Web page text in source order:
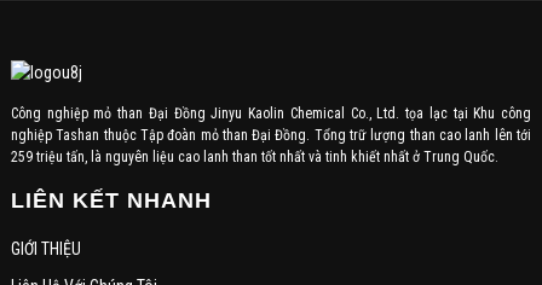
Công nghiệp mỏ than Đại Đồng Jinyu Kaolin Chemical Co., Ltd. tọa lạc tại Khu công
nghiệp Tashan thuộc Tập đoàn mỏ than Đại Đồng. Tổng trữ lượng than cao lanh lên tới
259 triệu tấn, là nguyên liệu cao lanh than tốt nhất và tinh khiết nhất ở Trung Quốc.
LIÊN KẾT NHANH
GIỚI THIỆU